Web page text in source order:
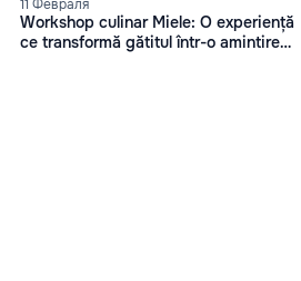
11 Февраля
Workshop culinar Miele: O experiență
ce transformă gătitul într-o amintire